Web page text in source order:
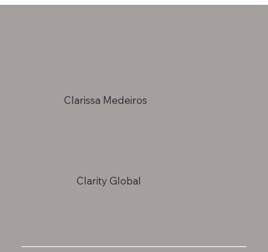
Clarity Global
Clarissa Medeiros